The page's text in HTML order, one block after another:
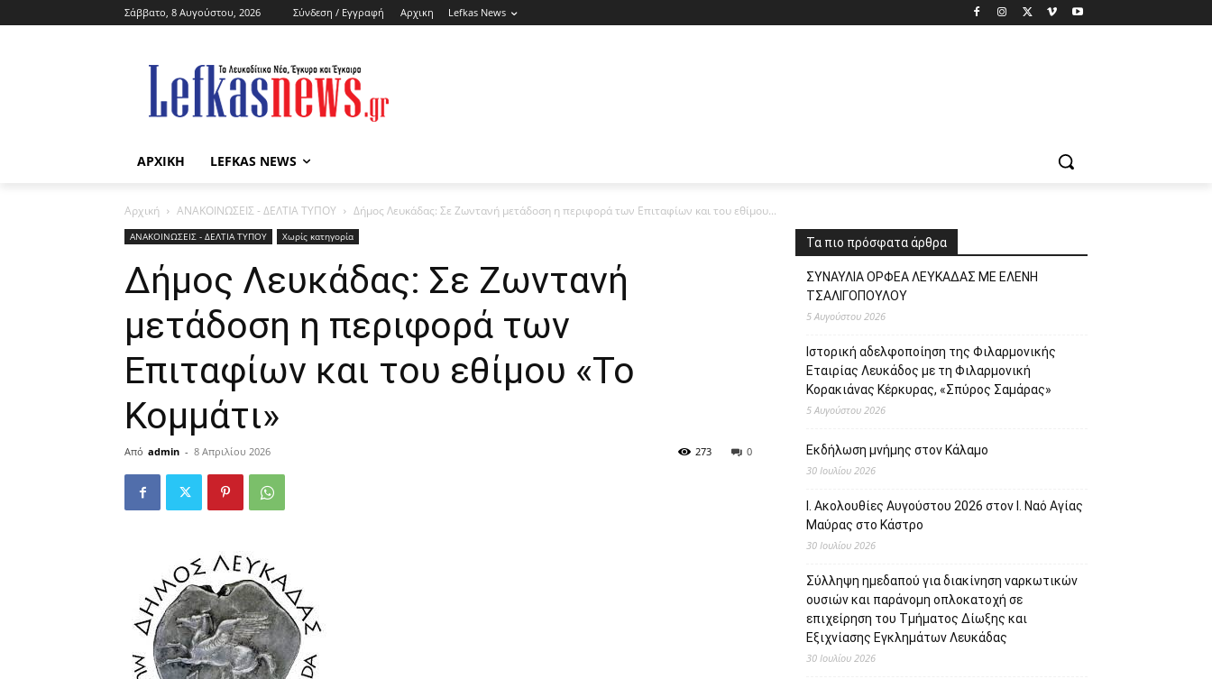
Σάββατο, 8 Αυγούστου, 2026 Σύνδεση / Εγγραφή Αρχικη Lefkas News
ΑΡΧΙΚΗ LEFKAS NEWS
Αρχική ΑΝΑΚΟΙΝΩΣΕΙΣ - ΔΕΛΤΙΑ ΤΥΠΟΥ Δήμος Λευκάδας: Σε Ζωντανή μετάδοση η περιφορά των Επιταφίων και του εθίμου...
ΑΝΑΚΟΙΝΩΣΕΙΣ - ΔΕΛΤΙΑ ΤΥΠΟΥ Χωρίς κατηγορία
Δήμος Λευκάδας: Σε Ζωντανή
μετάδοση η περιφορά των
Επιταφίων και του εθίμου «Το
Κομμάτι»
Από admin - 8 Απριλίου 2026 0
273
Τα πιο πρόσφατα άρθρα
ΣΥΝΑΥΛΙΑ ΟΡΦΕΑ ΛΕΥΚΑΔΑΣ ΜΕ ΕΛΕΝΗ
ΤΣΑΛΙΓΟΠΟΥΛΟΥ
5 Αυγούστου 2026
Ιστορική αδελφοποίηση της Φιλαρμονικής
Εταιρίας Λευκάδος με τη Φιλαρμονική
Κορακιάνας Κέρκυρας, «Σπύρος Σαμάρας»
5 Αυγούστου 2026
Εκδήλωση μνήμης στον Κάλαμο
30 Ιουλίου 2026
Ι. Ακολουθίες Αυγούστου 2026 στον Ι. Ναό Αγίας
Μαύρας στο Κάστρο
30 Ιουλίου 2026
Σύλληψη ημεδαπού για διακίνηση ναρκωτικών
ουσιών και παράνομη οπλοκατοχή σε
επιχείρηση του Τμήματος Δίωξης και
Εξιχνίασης Εγκλημάτων Λευκάδας
30 Ιουλίου 2026